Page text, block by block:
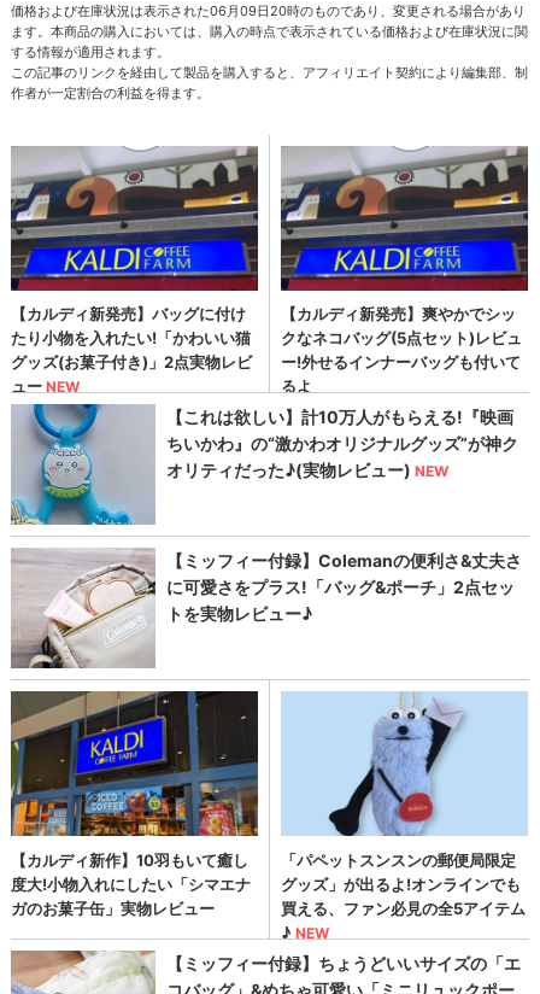
価格および在庫状況は表示された06月09日20時のものであり、変更される場合があり
ます。本商品の購入においては、購入の時点で表示されている価格および在庫状況に関
する情報が適用されます。
この記事のリンクを経由して製品を購入すると、アフィリエイト契約により編集部、制
作者が一定割合の利益を得ます。